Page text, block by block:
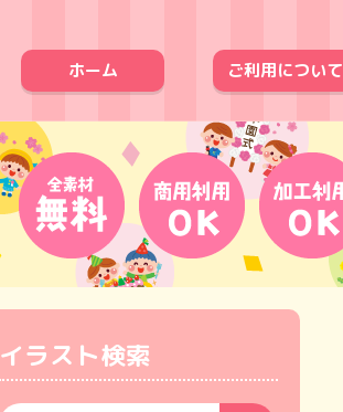
ホーム ご利用について
イラスト検索